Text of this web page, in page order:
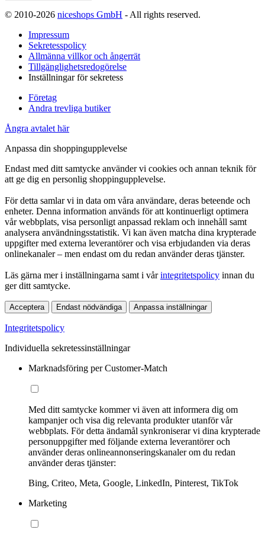
© 2010-2026 niceshops GmbH - All rights reserved.
Impressum
Sekretesspolicy
Allmänna villkor och ångerrät
Tillgänglighetsredogörelse
Inställningar för sekretess
Företag
Andra trevliga butiker
Ångra avtalet här
Anpassa din shoppingupplevelse
Endast med ditt samtycke använder vi cookies och annan teknik för
att ge dig en personlig shoppingupplevelse.
För detta samlar vi in data om våra användare, deras beteende och
enheter. Denna information används för att kontinuerligt optimera
vår webbplats, visa personligt anpassad reklam och innehåll samt
analysera användningsstatistik. Vi kan även matcha dina krypterade
uppgifter med externa leverantörer och visa erbjudanden via deras
onlinekanaler – men endast om du redan använder deras tjänster.
Läs gärna mer i inställningarna samt i vårintegritetspolicy innan du
ger ditt samtycke.
Acceptera Endast nödvändiga Anpassa inställningar
Integritetspolicy
Individuella sekretessinställningar
Marknadsföring per Customer-Match
Med ditt samtycke kommer vi även att informera dig om
kampanjer och visa dig relevanta produkter utanför vår
webbplats. För detta ändamål synkroniserar vi dina krypterade
personuppgifter med följande externa leverantörer och
använder deras onlineannonseringskanaler om du redan
använder deras tjänster:
Bing, Criteo, Meta, Google, LinkedIn, Pinterest, TikTok
Marketing